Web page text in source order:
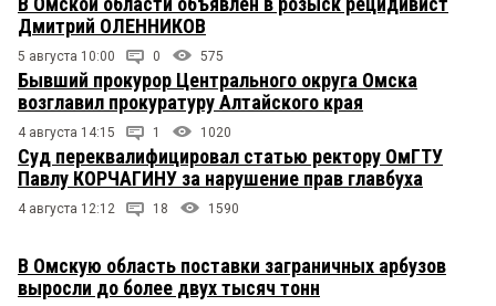
Дмитрий ОЛЕННИКОВ
5 августа 10:00 0 575
Бывший прокурор Центрального округа Омска
возглавил прокуратуру Алтайского края
4 августа 14:15 1 1020
Суд переквалифицировал статью ректору ОмГТУ
Павлу КОРЧАГИНУ за нарушение прав главбуха
4 августа 12:12 18 1590
В Омскую область поставки заграничных арбузов
выросли до более двух тысяч тонн